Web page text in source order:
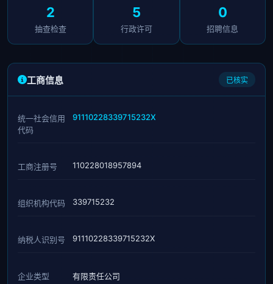
2
抽查检查
5
行政许可
0
招聘信息
工商信息 已核实
统一社会信用
代码
91110228339715232X
工商注册号 110228018957894
组织机构代码 339715232
纳税人识别号 91110228339715232X
企业类型 有限责任公司